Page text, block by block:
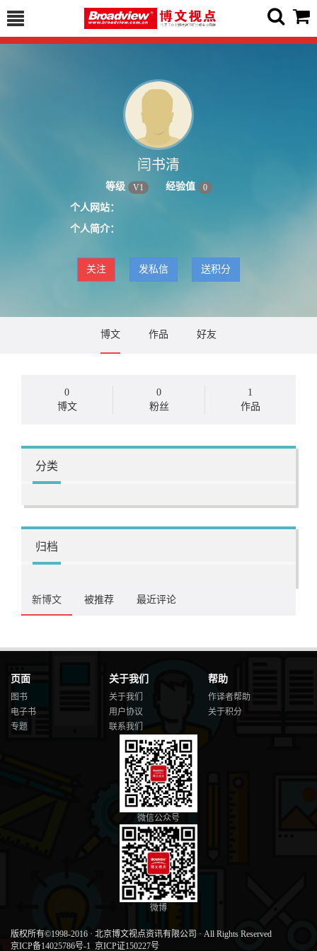
闫书清
等级 V1 经验值 0
个人网站：
个人简介：
关注 发私信 送积分
博文 作品 好友
0
博文
0
粉丝
1
作品
分类
归档
新博文 被推荐 最近评论
页面
图书
电子书
专题
关于我们
关于我们
用户协议
联系我们
帮助
作译者帮助
关于积分
微信公众号
微博
版权所有©1998-2016 · 北京博文视点资讯有限公司 · All Rights Reserved
京ICP备14025786号-1 京ICP证150227号